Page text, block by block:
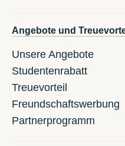
Angebote und
Unsere Angebote
Studentenrabatt
Treuevorteil
Freundschaftswerbung
Partnerprogramm